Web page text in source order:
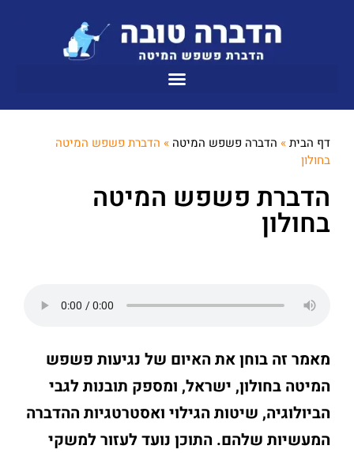
דף הבית» הדברה פשפש המיטה » הדברת פשפש המיטה
בחולון
הדברת פשפש המיטה
בחולון
מאמר זה בוחן את האיום של נגיעות פשפש
המיטה בחולון, ישראל, ומספק תובנות לגבי
הביולוגיה, שיטות הגילוי ואסטרטגיות ההדברה
המעשיות שלהם. התוכן נועד לעזור למשקי